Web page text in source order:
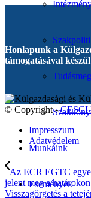
Munkáink
Események
Honlapunk a
támogatásával
© Copyright -CESCI
Impresszum
Adatvédelem
Az ECR EGTC
jelent meg a
Visszagörgetés a